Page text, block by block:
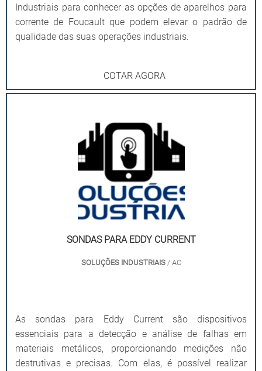
Industriais para conhecer as opções de aparelhos para
corrente de Foucault que podem elevar o padrão de
qualidade das suas operações industriais.
COTAR AGORA
SONDAS PARA EDDY CURRENT
SOLUÇÕES INDUSTRIAIS/ AC
As sondas para Eddy Current são dispositivos
essenciais para a detecção e análise de falhas em
materiais metálicos, proporcionando medições não
destrutivas e precisas. Com elas, é possível realizar